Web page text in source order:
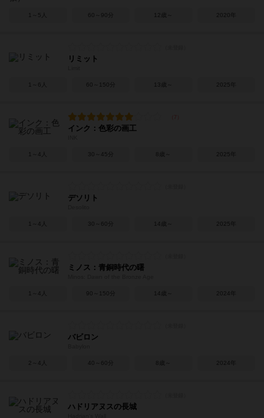
1～5人 60～90分 12歳～ 2020年
リミット
1～6人 60～150分 13歳～ 2025年
インク：色彩の画工
1～4人 30～45分 8歳～ 2025年
デソリト
1～4人 30～60分 14歳～ 2025年
ミノス：青銅時代の曙
1～4人 90～150分 14歳～ 2024年
バビロン
2～4人 40～60分 8歳～ 2024年
ハドリアヌスの長城